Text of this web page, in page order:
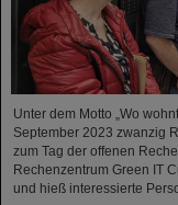
Unter dem Motto „Wo
September 2023 zwanzig
zum Tag der offenen
Rechenzentrum Green IT
und hieß interessierte